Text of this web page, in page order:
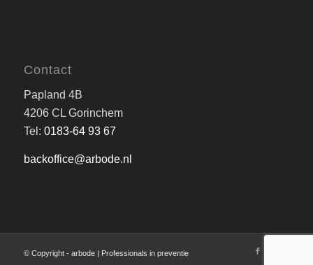
Contact
Papland 4B
4206 CL Gorinchem
Tel: 0183-64 93 67
backoffice@arbode.nl
© Copyright - arbode | Professionals in preventie